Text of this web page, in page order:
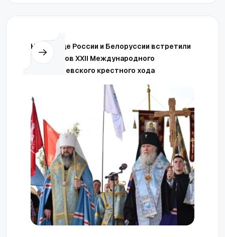
На границе России и Белоруссии встретили
участников XXII Международного
Одигитриевского крестного хода